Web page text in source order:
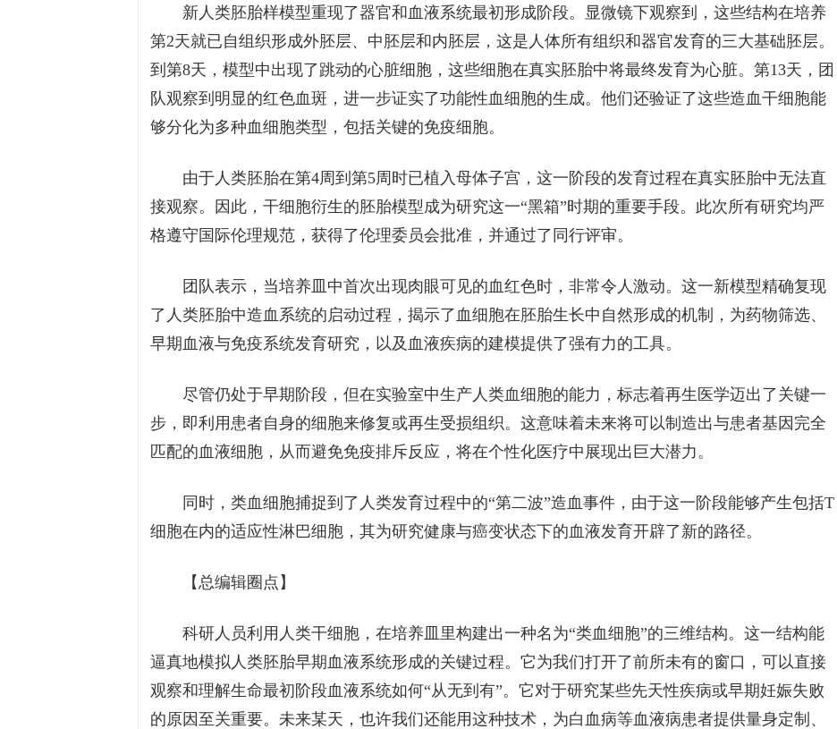
新人类胚胎样模型重现了器官和血液系统最初形成阶段。显微镜下观察到，这些结构在培养
第2天就已自组织形成外胚层、中胚层和内胚层，这是人体所有组织和器官发育的三大基础胚层。
到第8天，模型中出现了跳动的心脏细胞，这些细胞在真实胚胎中将最终发育为心脏。第13天，团
队观察到明显的红色血斑，进一步证实了功能性血细胞的生成。他们还验证了这些造血干细胞能
够分化为多种血细胞类型，包括关键的免疫细胞。
由于人类胚胎在第4周到第5周时已植入母体子宫，这一阶段的发育过程在真实胚胎中无法直
接观察。因此，干细胞衍生的胚胎模型成为研究这一“黑箱”时期的重要手段。此次所有研究均严
格遵守国际伦理规范，获得了伦理委员会批准，并通过了同行评审。
团队表示，当培养皿中首次出现肉眼可见的血红色时，非常令人激动。这一新模型精确复现
了人类胚胎中造血系统的启动过程，揭示了血细胞在胚胎生长中自然形成的机制，为药物筛选、
早期血液与免疫系统发育研究，以及血液疾病的建模提供了强有力的工具。
尽管仍处于早期阶段，但在实验室中生产人类血细胞的能力，标志着再生医学迈出了关键一
步，即利用患者自身的细胞来修复或再生受损组织。这意味着未来将可以制造出与患者基因完全
匹配的血液细胞，从而避免免疫排斥反应，将在个性化医疗中展现出巨大潜力。
同时，类血细胞捕捉到了人类发育过程中的“第二波”造血事件，由于这一阶段能够产生包括T
细胞在内的适应性淋巴细胞，其为研究健康与癌变状态下的血液发育开辟了新的路径。
【总编辑圈点】
科研人员利用人类干细胞，在培养皿里构建出一种名为“类血细胞”的三维结构。这一结构能
逼真地模拟人类胚胎早期血液系统形成的关键过程。它为我们打开了前所未有的窗口，可以直接
观察和理解生命最初阶段血液系统如何“从无到有”。它对于研究某些先天性疾病或早期妊娠失败
的原因至关重要。未来某天，也许我们还能用这种技术，为白血病等血液病患者提供量身定制、